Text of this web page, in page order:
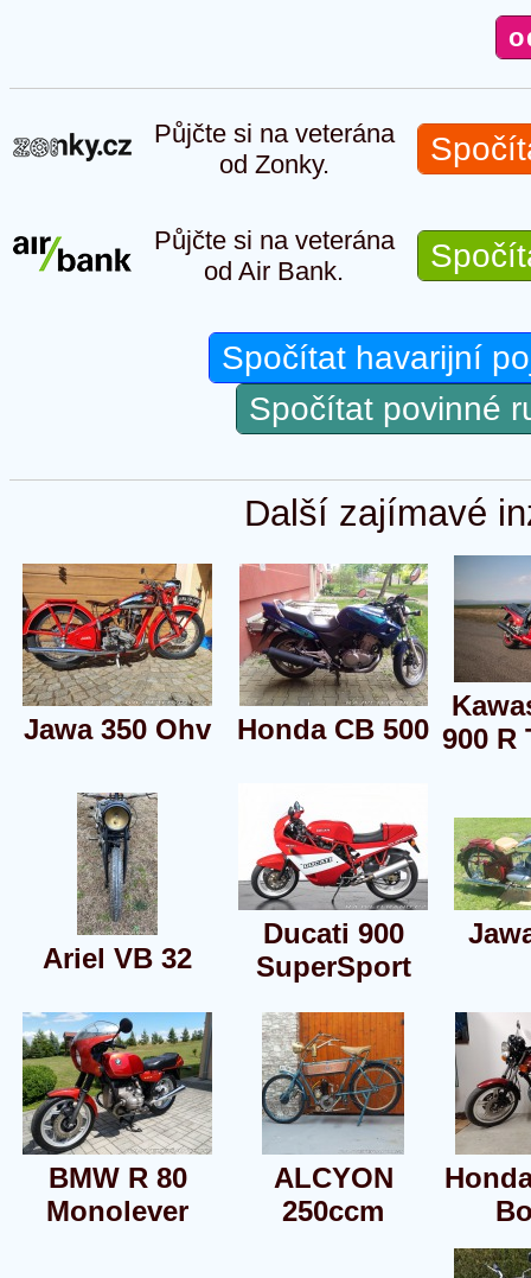
Půjčte si na veterána
od Zonky.
Půjčte si na veterána
od Air Bank.
Spočítat havarijní
Spočítat povinné
Další zajímavé
Jawa 350 Ohv Honda CB 500 900 R
Ariel VB 32
Ducati 900
SuperSport
BMW R 80
Monolever
ALCYON
250ccm